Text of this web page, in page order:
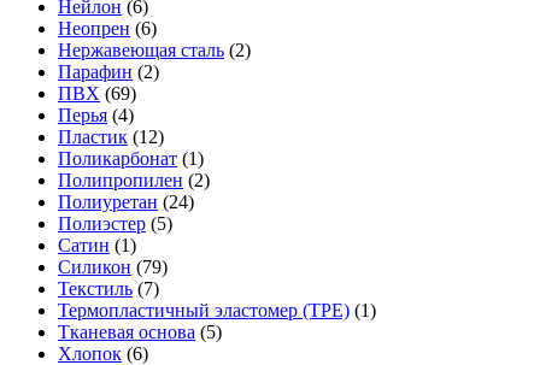
Нейлон (6)
Неопрен (6)
Нержавеющая сталь (2)
Парафин (2)
ПВХ (69)
Перья (4)
Пластик (12)
Поликарбонат (1)
Полипропилен (2)
Полиуретан (24)
Полиэстер (5)
Сатин (1)
Силикон (79)
Текстиль (7)
Термопластичный эластомер (TPE) (1)
Тканевая основа (5)
Хлопок (6)